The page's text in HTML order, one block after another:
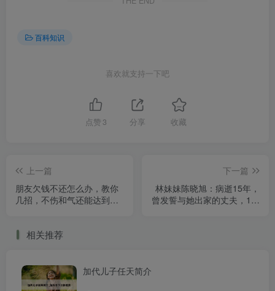
百科知识
喜欢就支持一下吧
点赞 3 分享 收藏
上一篇
朋友欠钱不还怎么办，教你
几招，不伤和气还能达到目
下一篇
林妹妹陈晓旭：病逝15年，
曾发誓与她出家的丈夫，1年
相关推荐
加代儿子任天简介